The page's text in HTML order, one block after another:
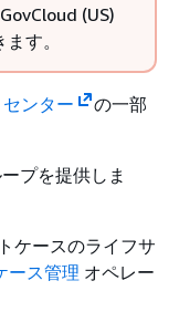
(US)
す。
ンター
の一部
プを提供しま
ケースのライフサ
ース管理 オペレー